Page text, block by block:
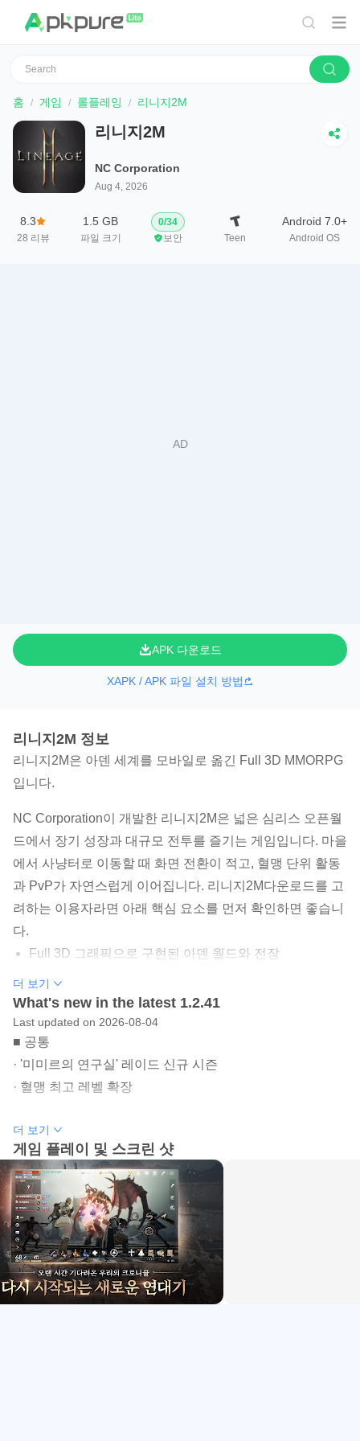
홈 게임 롤플레잉 리니지2M
리니지2M
NC Corporation
Aug 4, 2026
8.3
28 리뷰
1.5 GB
파일 크기
0/34
보안
Teen
Android 7.0+
Android OS
APK 다운로드
XAPK / APK 파일 설치 방법
리니지2M 정보
리니지2M은 아덴 세계를 모바일로 옮긴 Full 3D MMORPG
입니다.
NC Corporation이 개발한 리니지2M은 넓은 심리스 오픈월
드에서 장기 성장과 대규모 전투를 즐기는 게임입니다. 마을
에서 사냥터로 이동할 때 화면 전환이 적고, 혈맹 단위 활동
과 PvP가 자연스럽게 이어집니다. 리니지2M다운로드를 고
려하는 이용자라면 아래 핵심 요소를 먼저 확인하면 좋습니
다.
Full 3D 그래픽으로 구현된 아덴 월드와 전장
마을과 필드를 끊김 없이 잇는 심리스 오픈월드
원작 클래스와 신규 클래스가 섞인 다양한 전투 스타일
공성전, 보스 레이드, 아레나 던전 중심의 경쟁 콘텐츠
PURPLE 연동으로 PC 플레이와 혈맹 소통 지원
리니지2M은 아덴 대륙을 Full 3D 그래픽과 넓은 필드 구조
로 표현한 모바일 MMORPG입니다. 마을, 사냥터, 전장 사
이를 이동할 때 흐름이 비교적 자연스럽고, 필드에서 다른
이용자와 마주치는 상황이 자주 생깁니다. 자동 이동으로 목
적지까지 가는 동안 주변 몬스터, 사냥 중인 플레이어, 혈맹
단위 움직임을 함께 볼 수 있어 세계가 비어 있다는 느낌이
적습니다.
그래픽 표현이 세밀한 만큼 기기 성능의 영향을 받습니다.
더 보기
What's new in the latest 1.2.41
Last updated on 2026-08-04
■ 공통
· '미미르의 연구실' 레이드 신규 시즌
· 혈맹 최고 레벨 확장
■ 오리진 월드
· 초월 신화 클래스 '네르갈' 추가
· 최후의 병기고 리뉴얼 및 6호 구역 추가
· 혈맹 성장 페이지 '파괴' 추가
■ 리저브 월드
· 혈맹 성장 페이지 '성장' 추가
· 엘릭서 최대 사용 개수 조정
더 보기
게임 플레이 및 스크린 샷